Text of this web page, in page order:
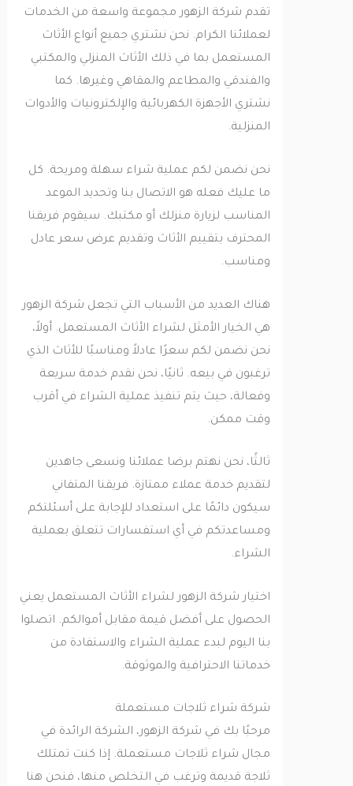
تقدم شركة الزهور مجموعة واسعة من الخدمات
لعملائنا الكرام. نحن نشتري جميع أنواع الأثاث
المستعمل بما في ذلك الأثاث المنزلي والمكتبي
والفندقي والمطاعم والمقاهي وغيرها. كما
نشتري الأجهزة الكهربائية والإلكترونيات والأدوات
المنزلية.
نحن نضمن لكم عملية شراء سهلة ومريحة. كل
ما عليك فعله هو الاتصال بنا وتحديد الموعد
المناسب لزيارة منزلك أو مكتبك. سيقوم فريقنا
المحترف بتقييم الأثاث وتقديم عرض سعر عادل
ومناسب.
هناك العديد من الأسباب التي تجعل شركة الزهور
هي الخيار الأمثل لشراء الأثاث المستعمل. أولاً،
نحن نضمن لكم سعرًا عادلاً ومناسبًا للأثاث الذي
ترغبون في بيعه. ثانيًا، نحن نقدم خدمة سريعة
وفعالة، حيث يتم تنفيذ عملية الشراء في أقرب
وقت ممكن.
ثالثًا، نحن نهتم برضا عملائنا ونسعى جاهدين
لتقديم خدمة عملاء ممتازة. فريقنا المتفاني
سيكون دائمًا على استعداد للإجابة على أسئلتكم
ومساعدتكم في أي استفسارات تتعلق بعملية
الشراء.
اختيار شركة الزهور لشراء الأثاث المستعمل يعني
الحصول على أفضل قيمة مقابل أموالكم. اتصلوا
بنا اليوم لبدء عملية الشراء والاستفادة من
خدماتنا الاحترافية والموثوقة.
شركة شراء ثلاجات مستعملة
مرحبًا بك في شركة الزهور، الشركة الرائدة في
مجال شراء ثلاجات مستعملة. إذا كنت تمتلك
ثلاجة قديمة وترغب في التخلص منها، فنحن هنا